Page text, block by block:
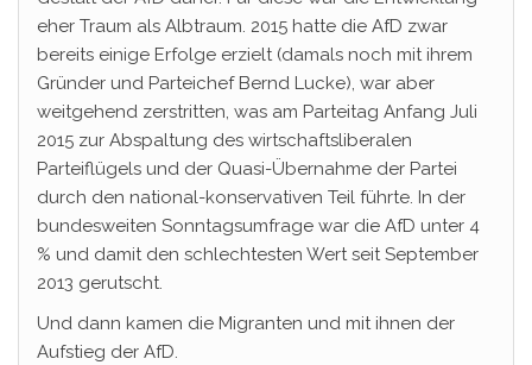
eher Traum als Albtraum. 2015 hatte die AfD zwar
bereits einige Erfolge erzielt (damals noch mit ihrem
Gründer und Parteichef Bernd Lucke), war aber
weitgehend zerstritten, was am Parteitag Anfang Juli
2015 zur Abspaltung des wirtschaftsliberalen
Parteiflügels und der Quasi-Übernahme der Partei
durch den national-konservativen Teil führte. In der
bundesweiten Sonntagsumfrage war die AfD unter 4
% und damit den schlechtesten Wert seit September
2013 gerutscht.
Und dann kamen die Migranten und mit ihnen der
Aufstieg der AfD.